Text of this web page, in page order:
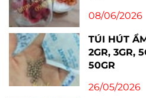
08/06/2026
TÚI HÚT
2GR, 3GR,
50GR
26/05/2026